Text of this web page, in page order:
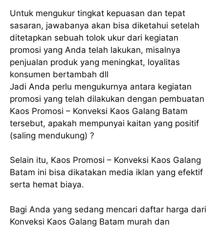
Untuk mengukur tingkat kepuasan dan tepat
sasaran, jawabanya akan bisa diketahui setelah
ditetapkan sebuah tolok ukur dari kegiatan
promosi yang Anda telah lakukan, misalnya
penjualan produk yang meningkat, loyalitas
konsumen bertambah dll
Jadi Anda perlu mengukurnya antara kegiatan
promosi yang telah dilakukan dengan pembuatan
Kaos Promosi – Konveksi Kaos Galang Batam
tersebut, apakah mempunyai kaitan yang positif
(saling mendukung) ?
Selain itu, Kaos Promosi – Konveksi Kaos Galang
Batam ini bisa dikatakan media iklan yang efektif
serta hemat biaya.
Bagi Anda yang sedang mencari daftar harga dari
Konveksi Kaos Galang Batam murah dan